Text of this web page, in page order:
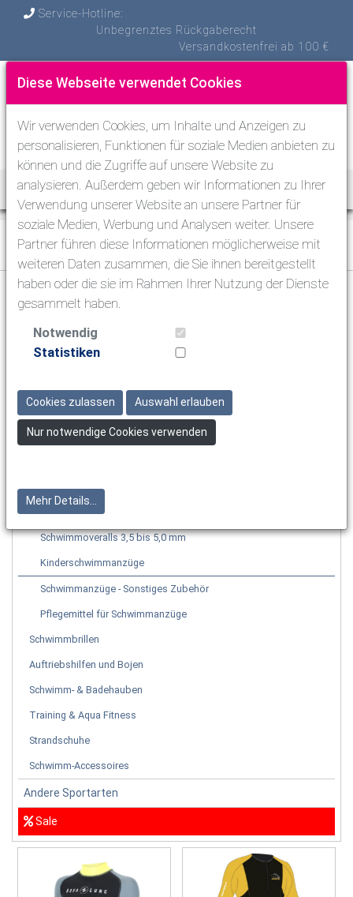
Service-Hotline:
Unbegrenztes Rückgaberecht
Versandkostenfrei ab 100 €
Toggle
Schwimmen & Triathlon > Schwimmanzüge>
Kinderschwimmanzüge
Tauchen
Schnorcheln
Schwimmen & Triathlon
UV-Schutz zum Anziehen
Schwimmshorties
Schwimmoveralls 0,5 bis 3,0 mm
Schwimmoveralls 3,5 bis 5,0 mm
Kinderschwimmanzüge
Schwimmanzüge - Sonstiges Zubehör
Pflegemittel für Schwimmanzüge
Schwimmbrillen
Auftriebshilfen und Bojen
Schwimm- & Badehauben
Training & Aqua Fitness
Strandschuhe
Schwimm-Accessoires
Andere Sportarten
Sale
Diese Webseite verwendet Cookies
Wir verwenden Cookies, um Inhalte und Anzeigen zu
personalisieren, Funktionen für soziale Medien anbieten zu
können und die Zugriffe auf unsere Website zu
analysieren. Außerdem geben wir Informationen zu Ihrer
Verwendung unserer Website an unsere Partner für
soziale Medien, Werbung und Analysen weiter. Unsere
Partner führen diese Informationen möglicherweise mit
weiteren Daten zusammen, die Sie ihnen bereitgestellt
haben oder die sie im Rahmen Ihrer Nutzung der Dienste
gesammelt haben.
Notwendig
Statistiken
Cookies zulassen Auswahl erlauben
Nur notwendige Cookies verwenden
Mehr Details...